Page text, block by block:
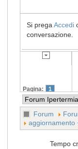
Si prega Accedi
conversazione.
Pagina: 1
Forum
aggiornamento
Tempo